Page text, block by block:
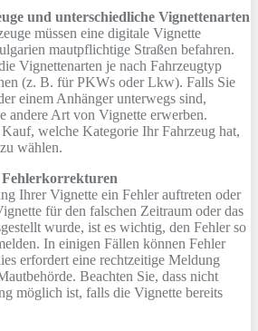
und unterschiedliche Vignettenarten
müssen eine digitale Vignette
mautpflichtige Straßen befahren.
Vignettenarten je nach Fahrzeugtyp
(z. B. für PKWs oder Lkw). Falls Sie
einem Anhänger unterwegs sind,
andere Art von Vignette erwerben.
welche Kategorie Ihr Fahrzeug hat,
wählen.
Ihrer Vignette ein Fehler auftreten oder
für den falschen Zeitraum oder das
wurde, ist es wichtig, den Fehler so
In einigen Fällen können Fehler
erfordert eine rechtzeitige Meldung
Beachten Sie, dass nicht
möglich ist, falls die Vignette bereits